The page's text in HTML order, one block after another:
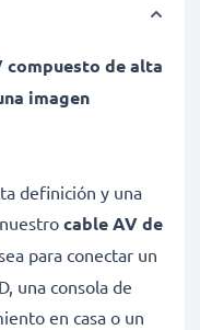
compuesto de alta
imagen
definición y una
cable AV de
para conectar un
una consola de
en casa o un